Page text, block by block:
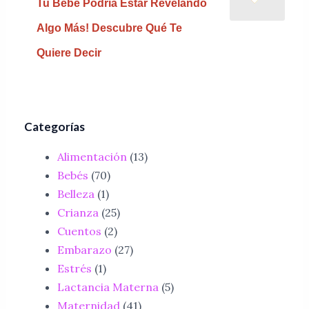
Tu Bebé Podría Estar Revelando
Algo Más! Descubre Qué Te
Quiere Decir
Categorías
Alimentación(13)
Bebés (70)
Belleza(1)
Crianza(25)
Cuentos (2)
Embarazo (27)
Estrés (1)
Lactancia Materna(5)
Maternidad (41)